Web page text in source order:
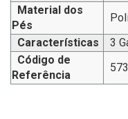
Material dos
Pés
Características
3
Código de
Referência